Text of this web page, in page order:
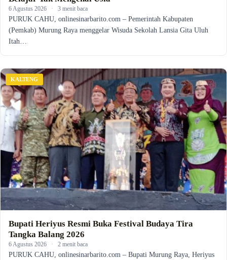
6 Agustus 2026 · 3 menit baca
PURUK CAHU, onlinesinarbarito.com – Pemerintah Kabupaten
(Pemkab) Murung Raya menggelar Wisuda Sekolah Lansia Gita Uluh
Itah…
KALTENG
Bupati Heriyus Resmi Buka Festival Budaya Tira
Tangka Balang 2026
6 Agustus 2026 · 2 menit baca
PURUK CAHU, onlinesinarbarito.com – Bupati Murung Raya, Heriyus